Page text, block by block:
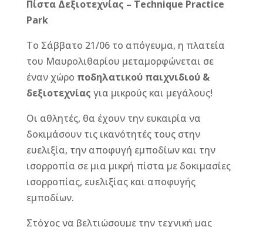
Πίστα Δεξιοτεχνίας – Technique Practice
Park
Το Σάββατο 21/06 το απόγευμα, η πλατεία
του Μαυρολιθαρίου μεταμορφώνεται σε
έναν χώρο ποδηλατικού παιχνιδιού &
δεξιοτεχνίας για μικρούς και μεγάλους!
Οι αθλητές, θα έχουν την ευκαιρία να
δοκιμάσουν τις ικανότητές τους στην
ευελιξία, την αποφυγή εμποδίων και την
ισορροπία σε μια μικρή πίστα με δοκιμασίες
ισορροπίας, ευελιξίας και αποφυγής
εμποδίων.
Στόχος να βελτιώσουμε την τεχνική μας